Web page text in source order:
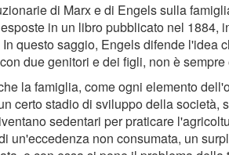
di Marx e di Engels sulla
in un libro pubblicato nel
questo saggio, Engels difende l'idea
due genitori e dei figli, non è sempre
la famiglia, come ogni elemento
certo stadio di sviluppo della
sedentari per praticare
un'eccedenza non consumata, un